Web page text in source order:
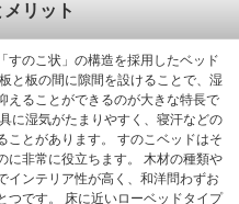
リット
すのこ状」の構造を採用したベッド
と板の間に隙間を設けることで、湿
えることができるのが大きな特長で
に湿気がたまりやすく、寝汗などの
ことがあります。 すのこベッドはそ
に非常に役立ちます。 木材の種類や
インテリア性が高く、和洋問わずお
つです。 床に近いローベッドタイプ